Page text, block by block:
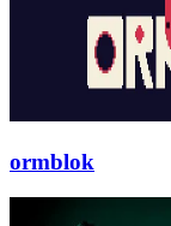
ormblok